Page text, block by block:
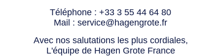
Téléphone : +33 3 55 44 64 80
Mail : service@hagengrote.fr
Avec nos salutations les plus cordiales,
L'équipe de Hagen Grote France